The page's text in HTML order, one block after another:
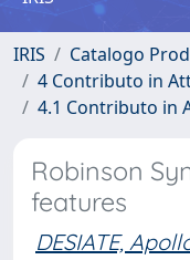
IRIS
Catalogo
4 Contributo in
4.1 Contributo in
Robinson
features
DESIATE,